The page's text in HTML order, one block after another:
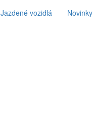
Jazdené vozidlá Novinky